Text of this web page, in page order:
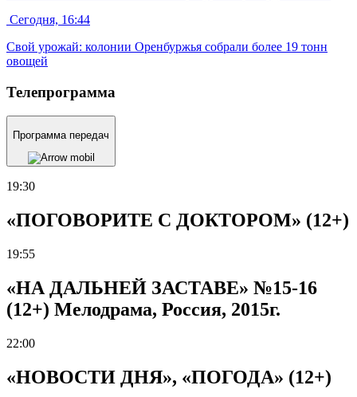
Сегодня, 16:44
Свой урожай: колонии Оренбуржья собрали более 19 тонн
овощей
Телепрограмма
Программа передач
19:30
«ПОГОВОРИТЕ С ДОКТОРОМ» (12+)
19:55
«НА ДАЛЬНЕЙ ЗАСТАВЕ» №15-16
(12+) Мелодрама, Россия, 2015г.
22:00
«НОВОСТИ ДНЯ», «ПОГОДА» (12+)